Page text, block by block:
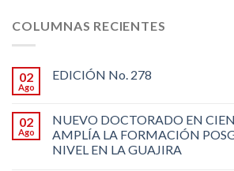
COLUMNAS RECIENTES
02
Ago
EDICIÓN No. 278
02
Ago
NUEVO DOCTORADO EN
AMPLÍA LA FORMACIÓN
NIVEL EN LA GUAJIRA